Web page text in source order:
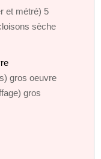
et métré) 5
sèche
gros oeuvre
gros